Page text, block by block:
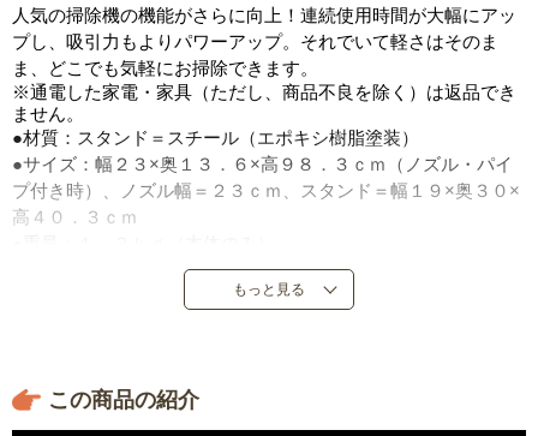
人気の掃除機の機能がさらに向上！連続使用時間が大幅にアッ
プし、吸引力もよりパワーアップ。それでいて軽さはそのま
ま、どこでも気軽にお掃除できます。
※通電した家電・家具（ただし、商品不良を除く）は返品でき
ません。
●材質：スタンド＝スチール（エポキシ樹脂塗装）
●サイズ：幅２３×奥１３．６×高９８．３ｃｍ（ノズル・パイ
プ付き時）、ノズル幅＝２３ｃｍ、スタンド＝幅１９×奥３０×
高４０．３ｃｍ
●消費電力：充電アダプター、出力電圧＝１３．７Ｖ
●連続使用時間：パワフル／約１０分、強／約１６分、標準／
●保証期間：１年
●吸込仕事率：３５（パワフル）・２０（強）・５（標準）Ｗ
もっと見る
この商品の紹介